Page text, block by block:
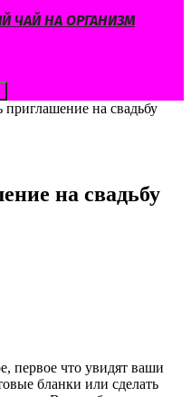
ЧАЙ НА ОРГАНИЗМ
приглашение на свадьбу
на свадьбу
первое что увидят ваши
бланки или сделать